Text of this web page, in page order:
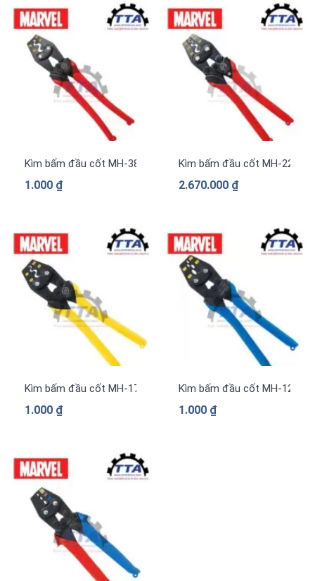
Kìm bấm đầu cốt MH-38 MARVEL
1.000 ₫
Kìm bấm đầu cốt MH-22
2.670.000 ₫
Kìm bấm đầu cốt MH-17S MARVEL
1.000 ₫
Kìm bấm đầu cốt MH-128
1.000 ₫